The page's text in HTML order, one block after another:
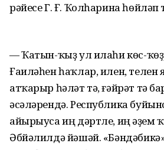
рәйесе Г. Ғ. Ҡолһарина һөйләп
— Ҡатын-ҡыҙ ул илаһи көс-
Ғаиләһен һаҡлар, илен, телен
атҡарыр һәләт тә, ғәйрәт тә
әсәләрендә. Республика
айырыуса иң дәртле, иң
Әбйәлилдә йәшәй.